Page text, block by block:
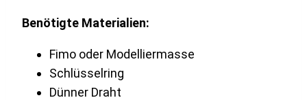
Benötigte Materialien:
Fimo oder Modelliermasse
Schlüsselring
Dünner Draht